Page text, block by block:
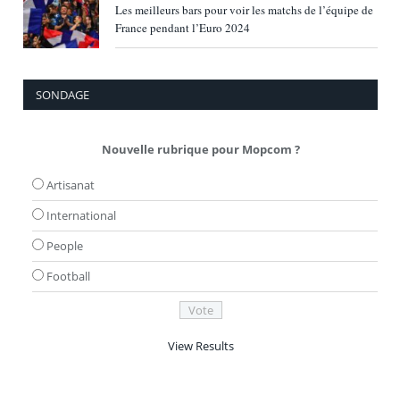
Les meilleurs bars pour voir les matchs de l’équipe de
France pendant l’Euro 2024
SONDAGE
Nouvelle rubrique pour Mopcom ?
Artisanat
International
People
Football
View Results